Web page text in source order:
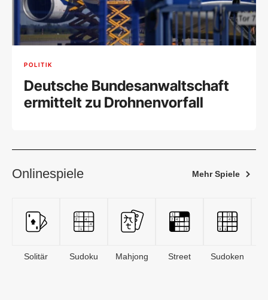
POLITIK
Deutsche Bundesanwaltschaft
ermittelt zu Drohnenvorfall
Onlinespiele Mehr Spiele
Solitär Sudoku Mahjong Street Sudoken